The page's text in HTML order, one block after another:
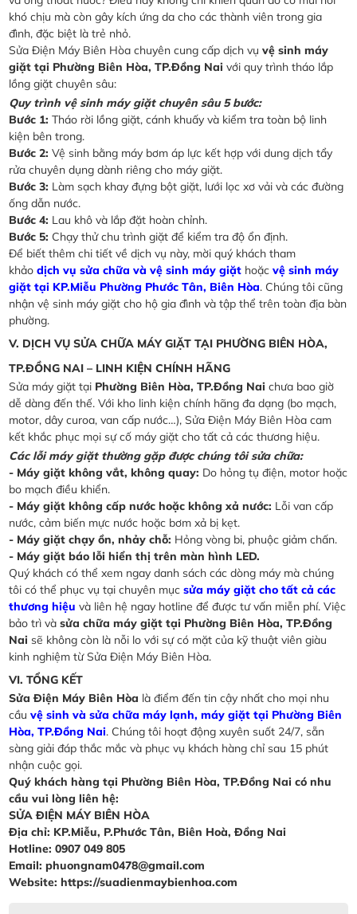
khó chịu mà còn gây kích ứng da cho các thành viên trong gia
đình, đặc biệt là trẻ nhỏ.
Sửa Điện Máy Biên Hòa chuyên cung cấp dịch vụvệ sinh máy
giặt tại Phường Biên Hòa, TP.Đồng Nai với quy trình tháo lắp
lồng giặt chuyên sâu:
Quy trình vệ sinh máy giặt chuyên sâu 5 bước:
Bước 1: Tháo rời lồng giặt, cánh khuấy và kiểm tra toàn bộ linh
kiện bên trong.
Bước 2: Vệ sinh bằng máy bơm áp lực kết hợp với dung dịch tẩy
rửa chuyên dụng dành riêng cho máy giặt.
Bước 3: Làm sạch khay đựng bột giặt, lưới lọc xơ vải và các đường
ống dẫn nước.
Bước 4: Lau khô và lắp đặt hoàn chỉnh.
Bước 5: Chạy thử chu trình giặt để kiểm tra độ ổn định.
Để biết thêm chi tiết về dịch vụ này, mời quý khách tham
khảodịch vụ sửa chữa và vệ sinh máy giặt hoặcvệ sinh máy
giặt tại KP.Miễu Phường Phước Tân, Biên Hòa. Chúng tôi cũng
nhận vệ sinh máy giặt cho hộ gia đình và tập thể trên toàn địa bàn
phường.
V. DỊCH VỤ SỬA CHỮA MÁY GIẶT TẠI PHƯỜNG BIÊN HÒA,
TP.ĐỒNG NAI – LINH KIỆN CHÍNH HÃNG
Sửa máy giặt tại Phường Biên Hòa, TP.Đồng Nai chưa bao giờ
dễ dàng đến thế. Với kho linh kiện chính hãng đa dạng (bo mạch,
motor, dây curoa, van cấp nước…), Sửa Điện Máy Biên Hòa cam
kết khắc phục mọi sự cố máy giặt cho tất cả các thương hiệu.
Các lỗi máy giặt thường gặp được chúng tôi sửa chữa:
- Máy giặt không vắt, không quay: Do hỏng tụ điện, motor hoặc
bo mạch điều khiển.
- Máy giặt không cấp nước hoặc không xả nước: Lỗi van cấp
nước, cảm biến mực nước hoặc bơm xả bị kẹt.
- Máy giặt chạy ồn, nhảy chỗ: Hỏng vòng bi, phuộc giảm chấn.
- Máy giặt báo lỗi hiển thị trên màn hình LED.
Quý khách có thể xem ngay danh sách các dòng máy mà chúng
tôi có thể phục vụ tại chuyên mụcsửa máy giặt cho tất cả các
thương hiệu và liên hệ ngay hotline để được tư vấn miễn phí. Việc
bảo trì vàsửa chữa máy giặt tại Phường Biên Hòa, TP.Đồng
Nai sẽ không còn là nỗi lo với sự có mặt của kỹ thuật viên giàu
kinh nghiệm từ Sửa Điện Máy Biên Hòa.
VI. TỔNG KẾT
Sửa Điện Máy Biên Hòa là điểm đến tin cậy nhất cho mọi nhu
cầuvệ sinh và sửa chữa máy lạnh, máy giặt tại Phường Biên
Hòa, TP.Đồng Nai. Chúng tôi hoạt động xuyên suốt 24/7, sẵn
sàng giải đáp thắc mắc và phục vụ khách hàng chỉ sau 15 phút
nhận cuộc gọi.
Quý khách hàng tại Phường Biên Hòa, TP.Đồng Nai có nhu
cầu vui lòng liên hệ:
SỬA ĐIỆN MÁY BIÊN HÒA
Địa chỉ: KP.Miễu, P.Phước Tân, Biên Hoà, Đồng Nai
Hotline: 0907 049 805
Email: phuongnam0478@gmail.com
Website: https://suadienmaybienhoa.com